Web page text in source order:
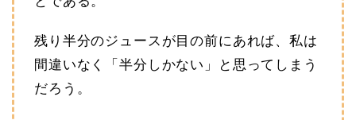
残り半分のジュースが目の前にあれば、私は
間違いなく「半分しかない」と思ってしまう
だろう。